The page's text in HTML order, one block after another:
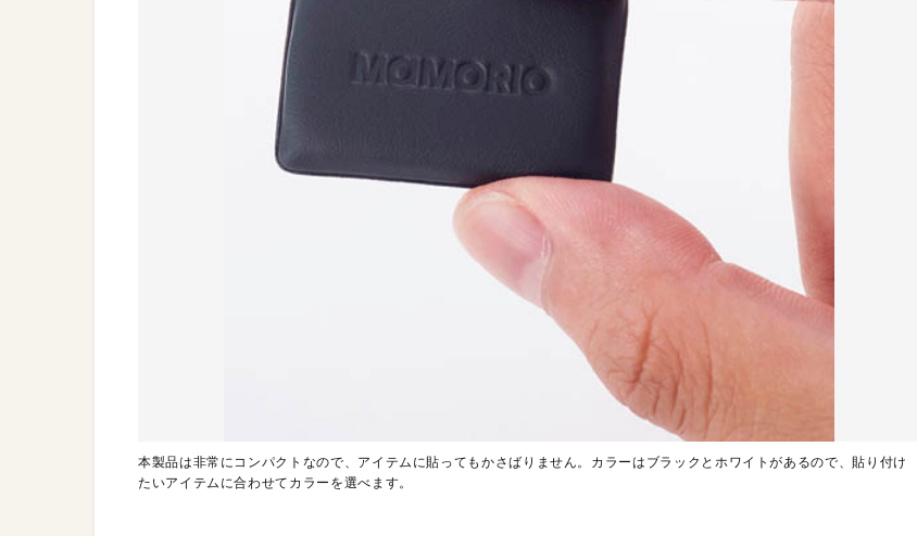
本製品は非常にコンパクトなので、アイテムに貼ってもかさばりません。カラーはブラックとホワイトがあるので、貼り付け
たいアイテムに合わせてカラーを選べます。